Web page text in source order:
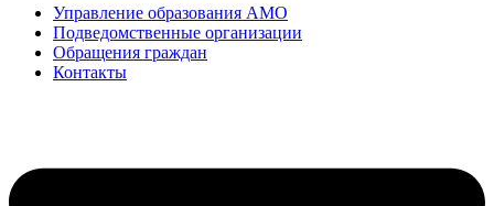
Управление образования АМО
Подведомственные организации
Обращения граждан
Контакты